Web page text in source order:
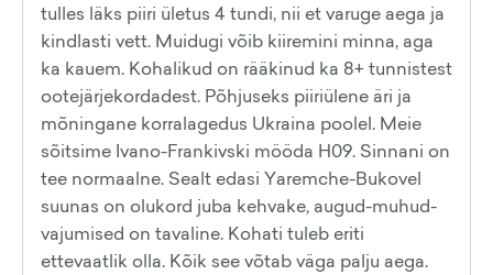
tulles läks piiri ületus 4 tundi, nii et varuge aega ja
kindlasti vett. Muidugi võib kiiremini minna, aga
ka kauem. Kohalikud on rääkinud ka 8+ tunnistest
ootejärjekordadest. Põhjuseks piiriülene äri ja
mõningane korralagedus Ukraina poolel. Meie
sõitsime Ivano-Frankivski mööda H09. Sinnani on
tee normaalne. Sealt edasi Yaremche-Bukovel
suunas on olukord juba kehvake, augud-muhud-
vajumised on tavaline. Kohati tuleb eriti
ettevaatlik olla. Kõik see võtab väga palju aega.